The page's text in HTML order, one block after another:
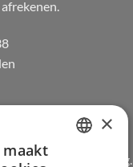
en Big Green Egg.
×
maakt